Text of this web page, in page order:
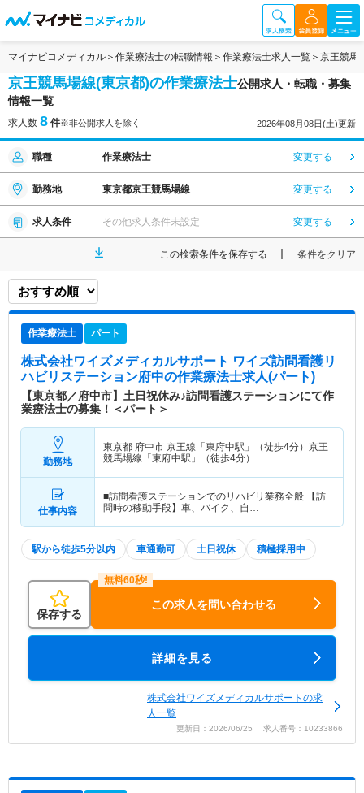
マイナビコメディカル 作業療法士の転職情報 作業療法士求人一覧 京王競馬
京王競馬場線(東京都)の作業療法士公開求人・転職・募集
情報一覧
求人数 8 件※非公開求人を除く 2026年08月08日(土)更新
職種 作業療法士 変更する
勤務地 東京都京王競馬場線 変更する
求人条件 その他求人条件未設定 変更する
この検索条件を保存する 条件をクリア
作業療法士 パート
株式会社ワイズメディカルサポート ワイズ訪問看護リ
ハビリステーション府中の作業療法士求人(パート)
【東京都／府中市】土日祝休み♪訪問看護ステーションにて作
業療法士の募集！＜パート＞
勤務地
東京都 府中市 京王線「東府中駅」（徒歩4分）京王
競馬場線「東府中駅」（徒歩4分）
仕事内容
■訪問看護ステーションでのリハビリ業務全般 【訪
問時の移動手段】車、バイク、自…
駅から徒歩5分以内 車通勤可 土日祝休 積極採用中
保存する
この求人を問い合わせる
詳細を見る
株式会社ワイズメディカルサポートの求
人一覧
更新日：2026/06/25 求人番号：10233866